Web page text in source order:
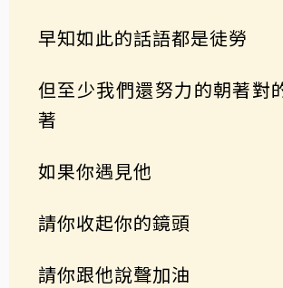
早知如此的話語都是徒勞
但至少我們還努力的朝著對
著
如果你遇見他
請你收起你的鏡頭
請你跟他說聲加油